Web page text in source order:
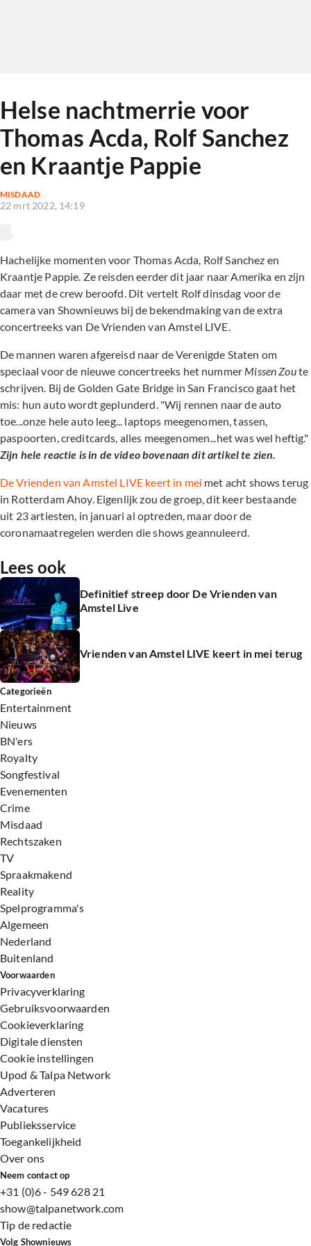
Helse nachtmerrie voor
Thomas Acda, Rolf Sanchez
en Kraantje Pappie
MISDAAD
22 mrt 2022, 14:19
Hachelijke momenten voor Thomas Acda, Rolf Sanchez en
Kraantje Pappie. Ze reisden eerder dit jaar naar Amerika en zijn
daar met de crew beroofd. Dit vertelt Rolf dinsdag voor de
camera van Shownieuws bij de bekendmaking van de extra
concertreeks van De Vrienden van Amstel LIVE.
De mannen waren afgereisd naar de Verenigde Staten om
speciaal voor de nieuwe concertreeks het nummer Missen Zoute
schrijven. Bij de Golden Gate Bridge in San Francisco gaat het
mis: hun auto wordt geplunderd. "Wij rennen naar de auto
toe...onze hele auto leeg... laptops meegenomen, tassen,
paspoorten, creditcards, alles meegenomen...het was wel heftig."
Zijn hele reactie is in de video bovenaan dit artikel te zien.
De Vrienden van Amstel LIVE keert in mei met acht shows terug
in Rotterdam Ahoy. Eigenlijk zou de groep, dit keer bestaande
uit 23 artiesten, in januari al optreden, maar door de
coronamaatregelen werden die shows geannuleerd.
Lees ook
Definitief streep door De Vrienden van
Amstel Live
Vrienden van Amstel LIVE keert in mei terug
Categorieën
Entertainment
Nieuws
BN'ers
Royalty
Songfestival
Evenementen
Crime
Misdaad
Rechtszaken
TV
Spraakmakend
Reality
Spelprogramma's
Algemeen
Nederland
Buitenland
Voorwaarden
Privacyverklaring
Gebruiksvoorwaarden
Cookieverklaring
Digitale diensten
Cookie instellingen
Upod & Talpa Network
Adverteren
Vacatures
Publieksservice
Toegankelijkheid
Over ons
Neem contact op
+31 (0)6 - 549 628 21
show@talpanetwork.com
Tip de redactie
Volg Shownieuws